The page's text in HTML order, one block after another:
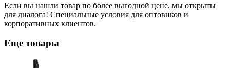
Если вы нашли товар по более выгодной цене, мы открыты
для диалога! Специальные условия для оптовиков и
корпоративных клиентов.
Еще товары